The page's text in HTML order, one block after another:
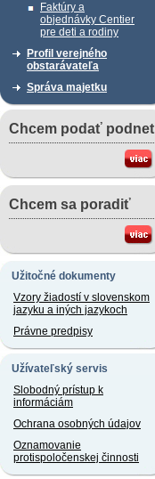
Faktúry a
objednávky Centier
pre deti a rodiny
Profil verejného
obstarávateľa
Správa majetku
Chcem podať podnet
Chcem sa poradiť
Užitočné dokumenty
Vzory žiadostí v slovenskom
jazyku a iných jazykoch
Právne predpisy
Užívateľský servis
Slobodný prístup k
informáciám
Ochrana osobných údajov
Oznamovanie
protispoločenskej činnosti